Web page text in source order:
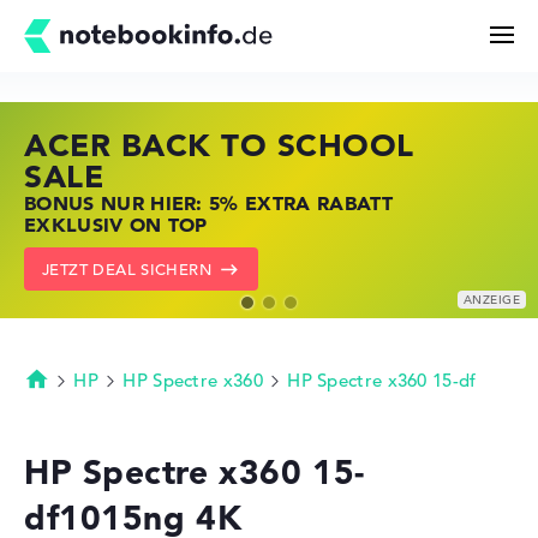
Kaufberatung
Technik & Wissen
Deals
Merkzettel
ACER BACK TO SCHOOL
SALE
BONUS NUR HIER: 5% EXTRA RABATT
EXKLUSIV ON TOP
JETZT DEAL SICHERN
HP STORE SSV DEALS
JETZT ZUGREIFEN: NOTEBOOKS BEI HP
KRÄFTIG REDUZIERT
ZU DEN HP ANGEBOTEN
LENOVO LAPTOP DEALS
NOTEBOOKS BEI LENOVO JETZT
KRÄFTIG REDUZIERT
LENOVO DEALS ZEIGEN
Startseite
HP HP Spectre x360 HP Spectre x360 15-df
HP Spectre x360 15-
df1015ng 4K